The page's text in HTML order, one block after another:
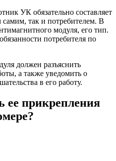
УК обязательно составляет
так и потребителем. В
модуля, его тип.
потребителя по
должен разъяснить
а также уведомить о
в его работу.
ее прикрепления